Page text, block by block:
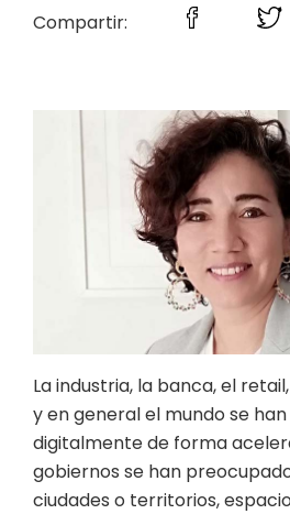
Compartir:
La industria, la banca, el
y en general el mundo se
digitalmente de forma
gobiernos se han
ciudades o territorios,